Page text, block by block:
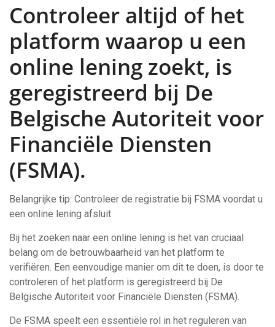
Controleer altijd of het
platform waarop u een
online lening zoekt, is
geregistreerd bij De
Belgische Autoriteit voor
Financiële Diensten
(FSMA).
Belangrijke tip: Controleer de registratie bij FSMA voordat u
een online lening afsluit
Bij het zoeken naar een online lening is het van cruciaal
belang om de betrouwbaarheid van het platform te
verifiëren. Een eenvoudige manier om dit te doen, is door te
controleren of het platform is geregistreerd bij De
Belgische Autoriteit voor Financiële Diensten (FSMA).
De FSMA speelt een essentiële rol in het reguleren van